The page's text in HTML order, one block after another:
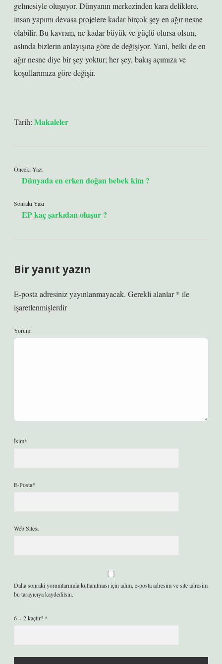
gelmesiyle oluşuyor. Dünyanın merkezinden kara deliklere,
insan yapımı devasa projelere kadar birçok şey en ağır nesne
olabilir. Bu kavram, ne kadar büyük ve güçlü olursa olsun,
aslında bizlerin anlayışına göre de değişiyor. Yani, belki de en
ağır nesne diye bir şey yoktur; her şey, bakış açımıza ve
koşullarımıza göre değişir.
Tarih: Makaleler
Önceki Yazı
Dünyada en erken doğan bebek kim ?
Sonraki Yazı
EP kaç şarkıdan oluşur ?
Bir yanıt yazın
E-posta adresiniz yayınlanmayacak. Gerekli alanlar* ile
işaretlenmişlerdir
Yorum
İsim*
E-Posta*
Web Sitesi
Daha sonraki yorumlarımda kullanılması için adım, e-posta adresim ve site adresim
bu tarayıcıya kaydedilsin.
6 + 2 kaçtır? *